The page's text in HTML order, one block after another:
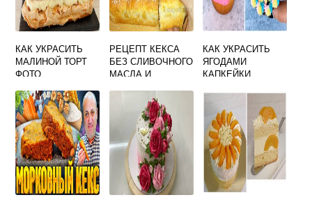
КАК УКРАСИТЬ
МАЛИНОЙ ТОРТ
ФОТО
РЕЦЕПТ КЕКСА
БЕЗ СЛИВОЧНОГО
МАСЛА И
МОЛОКЕ
КАК УКРАСИТЬ
ЯГОДАМИ
КАПКЕЙКИ